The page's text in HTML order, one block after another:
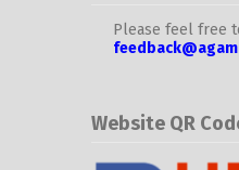
Please feel free
Website QR